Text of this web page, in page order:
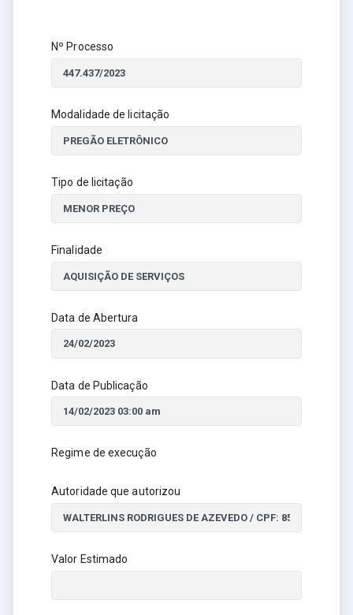
Nº Processo
Modalidade de licitação
Tipo de licitação
Finalidade
Data de Abertura
Data de Publicação
Regime de execução
Autoridade que autorizou
Valor Estimado